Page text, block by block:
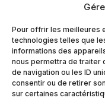
Pour offrir les meilleures
technologies telles que
informations des
nous permettra de traiter
de navigation ou les ID
consentir ou de retirer
sur certaines
Politique de
Politiques
de
Politique de